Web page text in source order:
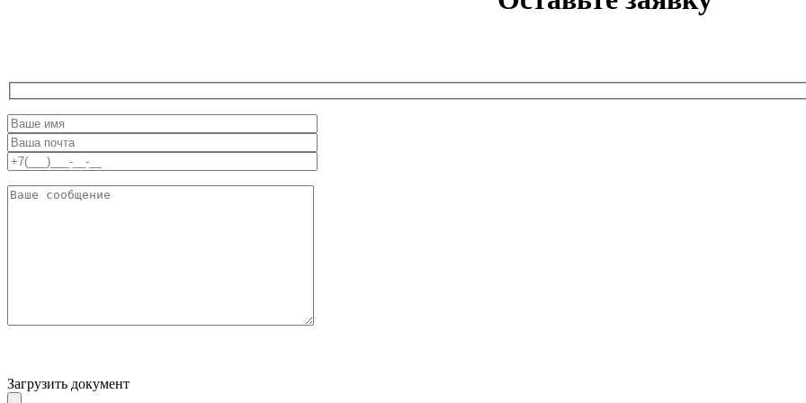
Загрузить документ